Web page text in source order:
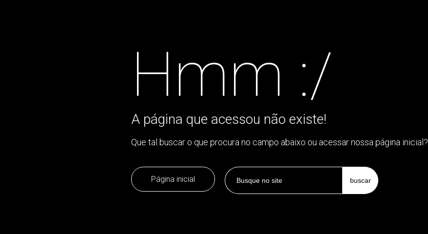
Hmm :/
A página que acessou não existe!
Que tal buscar o que procura no campo abaixo ou acessar nossa página inicial?
Página inicial